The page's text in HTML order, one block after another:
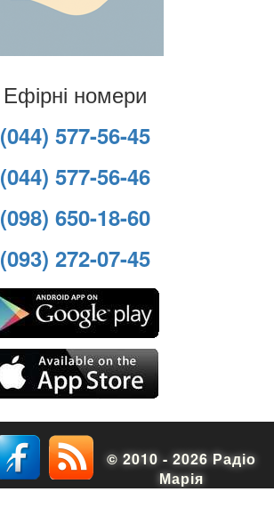
Ефірні номери
(044) 577-56-45
(044) 577-56-46
(098) 650-18-60
(093) 272-07-45
© 2010 - 2026 Радіо
Марія